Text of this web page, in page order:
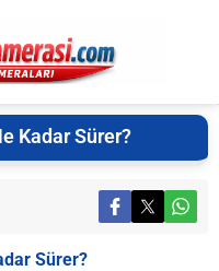
Kadar Sürer?
Sürer?